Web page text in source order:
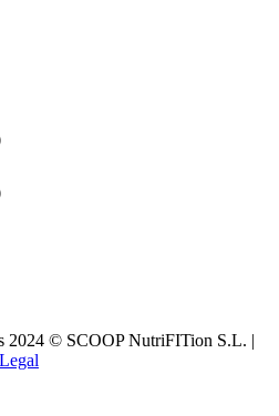
2024 © SCOOP NutriFITion S.L. |